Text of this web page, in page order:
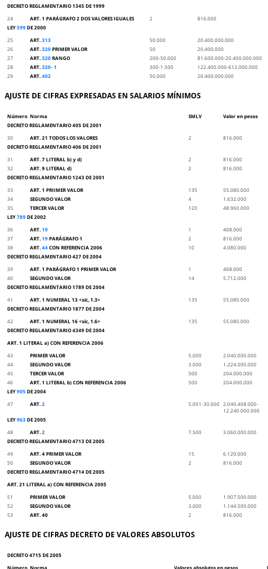
DECRETO REGLAMENTARIO 1345 DE 1999
24
ART. 1 PARÁGRAFO 2 DOS VALORES IGUALES 2
816.000
LEY599DE 2000
25
ART.313 50.000
20.400.000.000
26
ART.320PRIMER VALOR 50
20.400.000
27
ART.320RANGO 200-50.000
81.600.000-20.400.000.000
28
ART.320- 1 300-1.500
122.400.000-612.000.000
29
ART.402 50.000 20.400.000.000
AJUSTE DE CIFRAS EXPRESADAS EN SALARIOS MÍNIMOS
Número Norma SMLV
Valor en pesos
DECRETO REGLAMENTARIO 405 DE 2001
30
ART. 21 TODOS LOS VALORES 2
816.000
DECRETO REGLAMENTARIO 406 DE 2001
31
ART. 7 LITERAL b) y d) 2
816.000
32
ART. 9 LITERAL d) 2
816.000
DECRETO REGLAMENTARIO 1243 DE 2001
33
ART. 1 PRIIMER VALOR 135
55.080.000
34
SEGUNDO VALOR 4
1.632.000
35
TERCER VALOR 120
48.960.000
LEY789DE 2002
36
ART.19 1
408.000
37
ART.19PARÁGRAFO 1 2
816.000
38
ART.44CON REFERENCIA 2006 10
4.080.000
DECRETO REGLAMENTARIO 427 DE 2004
39
ART. 1 PARÁGRAFO 1 PRIMER VALOR 1
408.000
40
SEGUNDO VALOR 14
5.712.000
DECRETO REGLAMENTARIO 1789 DE 2004
41
ART. 1 NUMERAL 13 <sic, 1.3> 135
55.080.000
DECRETO REGLAMENTARIO 1877 DE 2004
42
ART. 1 NUMERAL 16 <sic, 1.6> 135
55.080.000
DECRETO REGLAMENTARIO 4349 DE 2004
ART. 1 LITERAL a) CON REFERENCIA 2006
43
PRIMER VALOR 5.000
2.040.000.000
44
SEGUNDO VALOR 3.000
1.224.000.000
45
TERCER VALOR 500
204.000.000
46
ART. 1 LITERAL b) CON REFERENCIA 2006 500
204.000.000
LEY905DE 2004
47
ART.2 5.001-30.000 2.040.408.000-
12.240.000.000
LEY963DE 2005
48
ART.2 7.500
3.060.000.000
DECRETO REGLAMENTARIO 4713 DE 2005
49
ART. 4 PRIMER VALOR 15
6.120.000
50
SEGUNDO VALOR 2
816.000
DECRETO REGLAMENTARIO 4714 DE 2005
ART. 21 LITERAL a) CON REFERENCIA 2005
51
PRIMER VALOR 5.000
1.907.500.000
52
SEGUNDO VALOR 3.000
1.144.500.000
53
ART. 40 2 816.000
AJUSTE DE CIFRAS DECRETO DE VALORES ABSOLUTOS
DECRETO 4715 DE 2005
Número Norma Valores absolutos en pesos